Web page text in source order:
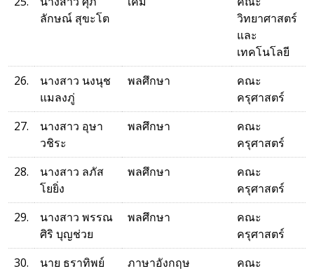
ลักษณ์ สุขะโต
วิทยาศาสตร์
และ
เทคโนโลยี
26.
นางสาว นงนุช
แมลงภู่
พลศึกษา
คณะ
ครุศาสตร์
27.
นางสาว อุษา
วชิระ
พลศึกษา
คณะ
ครุศาสตร์
28.
นางสาว ลภัส
โยยิ่ง
พลศึกษา
คณะ
ครุศาสตร์
29.
นางสาว พรรณ
ศิริ บุญช่วย
พลศึกษา
คณะ
ครุศาสตร์
30.
นาย ธราทิพย์
ภาษาอังกฤษ
คณะ